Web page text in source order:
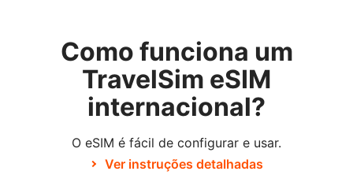
Como funciona um
TravelSim eSIM
internacional?
O eSIM é fácil de configurar e usar.
Ver instruções detalhadas